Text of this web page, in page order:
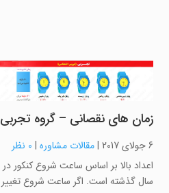
زمان های نقصانی – گروه تجربی
6 جولای 2017 |مقالات مشاوره | 0 نظر
اعداد بالا بر اساس ساعت شروع کنکور در
سال گذشته است. اگر ساعت شروع تغییر